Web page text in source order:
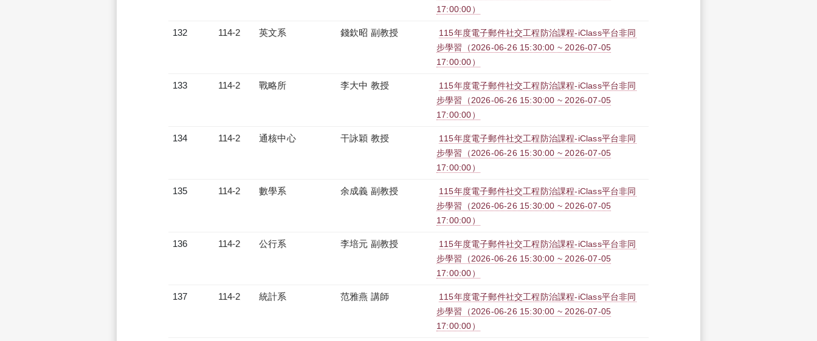
17:00:00）
132 114-2 英文系 錢欽昭 副教授
115年度電子郵件社交工程防治課程-iClass平台非同
步學習（2026-06-26 15:30:00 ~ 2026-07-05
17:00:00）
133 114-2 戰略所 李大中 教授
115年度電子郵件社交工程防治課程-iClass平台非同
步學習（2026-06-26 15:30:00 ~ 2026-07-05
17:00:00）
134 114-2 通核中心 干詠穎 教授
115年度電子郵件社交工程防治課程-iClass平台非同
步學習（2026-06-26 15:30:00 ~ 2026-07-05
17:00:00）
135 114-2 數學系 余成義 副教授
115年度電子郵件社交工程防治課程-iClass平台非同
步學習（2026-06-26 15:30:00 ~ 2026-07-05
17:00:00）
136 114-2 公行系 李培元 副教授
115年度電子郵件社交工程防治課程-iClass平台非同
步學習（2026-06-26 15:30:00 ~ 2026-07-05
17:00:00）
137 114-2 統計系 范雅燕 講師
115年度電子郵件社交工程防治課程-iClass平台非同
步學習（2026-06-26 15:30:00 ~ 2026-07-05
17:00:00）